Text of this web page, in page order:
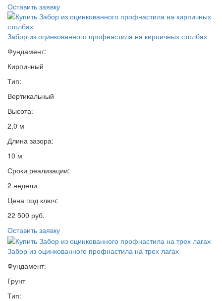
Оставить заявку
Забор из оцинкованного профнастила на кирпичных столбах
Фундамент:
Кирпичный
Тип:
Вертикальный
Высота:
2,0 м
Длина зазора:
10 м
Сроки реализации:
2 недели
Цена под ключ:
22 500 руб.
Оставить заявку
Забор из оцинкованного профнастила на трех лагах
Фундамент:
Грунт
Тип: